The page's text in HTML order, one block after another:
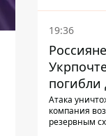
19:36
погибли
Атака
компания
резервным